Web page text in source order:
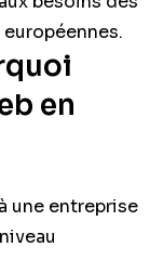
en
une entreprise